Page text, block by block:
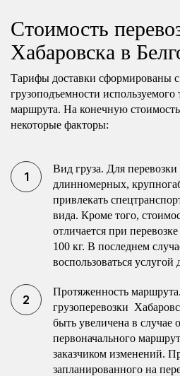
Стоимость
Хабаровска в
Тарифы доставки сформированы
грузоподъемности
маршрута. На конечную
некоторые факторы:
Вид груза. Для
длинномерных,
привлекать
вида. Кроме того,
отличается при
100 кг. В последнем
воспользоваться услугой
Протяженность
грузоперевозки
быть увеличена в случае
первоначального
заказчиком изменений.
запланированного на